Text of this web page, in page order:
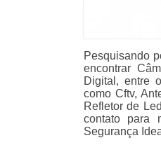
Pesquisando
encontrar
Digital, entre
como Cftv,
Refletor de
contato para
Segurança